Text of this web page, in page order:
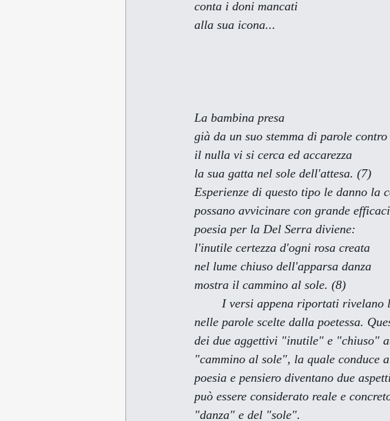
conta i doni mancati
alla sua icona...
La bambina presa
già da un suo stemma di parole contro
il nulla vi si cerca ed accarezza
la sua gatta nel sole dell'attesa. (7)
Esperienze di questo tipo le danno la
possano avvicinare con grande
poesia per la Del Serra diviene:
l'inutile certezza d'ogni rosa creata
nel lume chiuso dell'apparsa danza
mostra il cammino al sole. (8)
nelle parole scelte dalla poetessa.
dei due aggettivi "inutile" e "chiuso"
"cammino al sole", la quale conduce
poesia e pensiero diventano due
può essere considerato reale e
"danza" e del "sole".